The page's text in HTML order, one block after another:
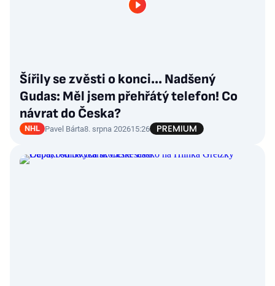
Šířily se zvěsti o konci... Nadšený
Gudas: Měl jsem přehřátý telefon! Co
návrat do Česka?
NHL Pavel Bárta8. srpna 202615:26